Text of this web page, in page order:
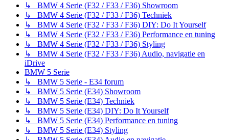
↳ BMW 4 Serie (F32 / F33 / F36) Showroom
↳ BMW 4 Serie (F32 / F33 / F36) Techniek
↳ BMW 4 Serie (F32 / F33 / F36) DIY: Do It Yourself
↳ BMW 4 Serie (F32 / F33 / F36) Performance en tuning
↳ BMW 4 Serie (F32 / F33 / F36) Styling
↳ BMW 4 Serie (F32 / F33 / F36) Audio, navigatie en
iDrive
BMW 5 Serie
↳ BMW 5 Serie - E34 forum
↳ BMW 5 Serie (E34) Showroom
↳ BMW 5 Serie (E34) Techniek
↳ BMW 5 Serie (E34) DIY: Do It Yourself
↳ BMW 5 Serie (E34) Performance en tuning
↳ BMW 5 Serie (E34) Styling